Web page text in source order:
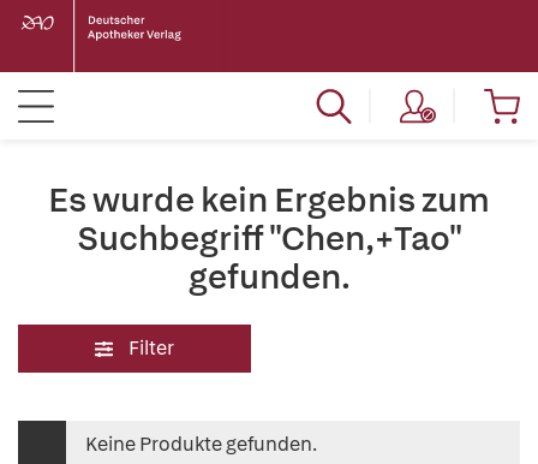
Es wurde kein Ergebnis zum
Suchbegriff "Chen,+Tao"
gefunden.
Filter
Keine Produkte gefunden.